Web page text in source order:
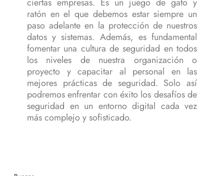
ciertas empresas. Es un juego de gato y
ratón en el que debemos estar siempre un
paso adelante en la protección de nuestros
datos y sistemas. Además, es fundamental
fomentar una cultura de seguridad en todos
los niveles de nuestra organización o
proyecto y capacitar al personal en las
mejores prácticas de seguridad. Solo así
podremos enfrentar con éxito los desafíos de
seguridad en un entorno digital cada vez
más complejo y sofisticado.